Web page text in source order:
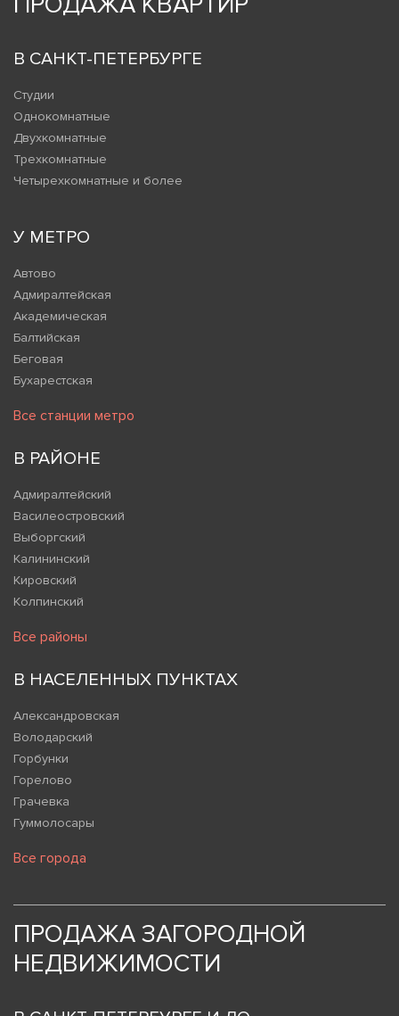
В САНКТ-ПЕТЕРБУРГЕ
Студии
Однокомнатные
Двухкомнатные
Трехкомнатные
Четырехкомнатные и более
У МЕТРО
Автово
Адмиралтейская
Академическая
Балтийская
Беговая
Бухарестская
Все станции метро
В РАЙОНЕ
Адмиралтейский
Василеостровский
Выборгский
Калининский
Кировский
Колпинский
Все районы
В НАСЕЛЕННЫХ ПУНКТАХ
Александровская
Володарский
Горбунки
Горелово
Грачевка
Гуммолосары
Все города
ПРОДАЖА ЗАГОРОДНОЙ
НЕДВИЖИМОСТИ